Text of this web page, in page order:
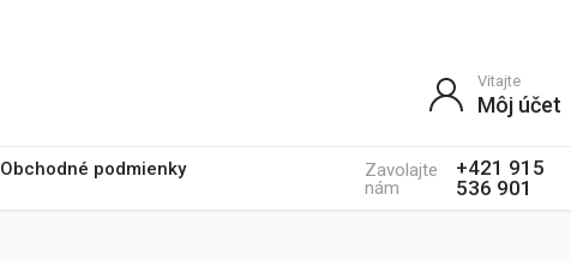
Obchodné podmienky
Zavolajte
nám
+421 915
536 901
Vitajte
Môj účet